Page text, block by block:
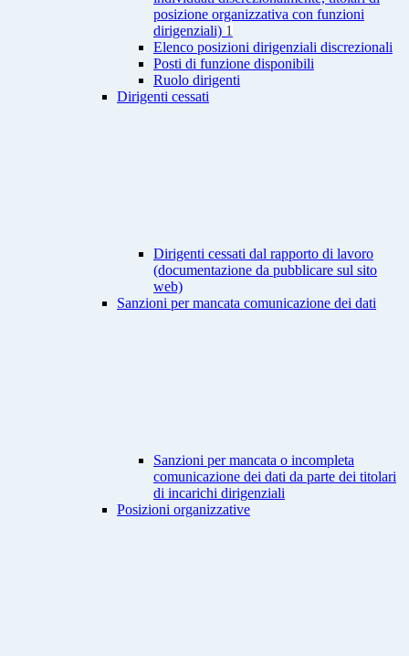
posizione organizzativa con funzioni
dirigenziali) 1
Elenco posizioni dirigenziali discrezionali
Posti di funzione disponibili
Ruolo dirigenti
Dirigenti cessati
Dirigenti cessati dal rapporto di lavoro
(documentazione da pubblicare sul sito
web)
Sanzioni per mancata comunicazione dei dati
Sanzioni per mancata o incompleta
comunicazione dei dati da parte dei titolari
di incarichi dirigenziali
Posizioni organizzative